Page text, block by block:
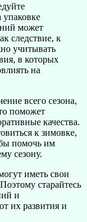
упаковке
может
следствие, к
учитывать
в которых
на
всего сезона,
поможет
качества.
к зимовке,
помочь им
сезону.
иметь свои
старайтесь
и
их развития и